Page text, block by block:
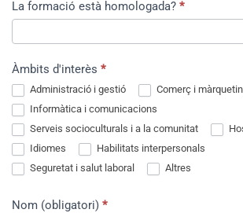
La formació està homologada? *
Àmbits d'interès *
Administració i gestió Comerç i
Informàtica i comunicacions
Serveis socioculturals i a la comunitat
Idiomes
Habilitats interpersonals
Seguretat i salut laboral
Altres
Nom (obligatori) *